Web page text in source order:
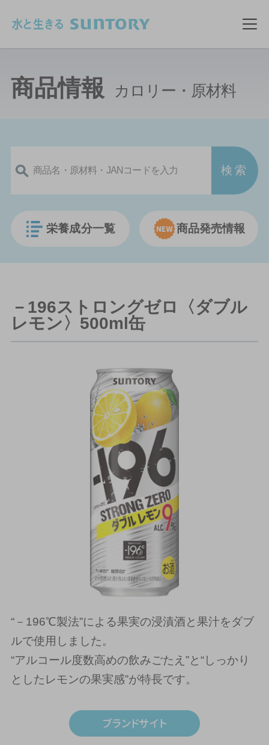
メ
商品情報 カロリー・原材料
栄養成分一覧 商品発売情報
－196ストロングゼロ〈ダブル
レモン〉500ml缶
“－196℃製法”による果実の浸漬酒と果汁をダブ
ルで使用しました。
“アルコール度数高めの飲みごたえ”と“しっかり
としたレモンの果実感”が特長です。